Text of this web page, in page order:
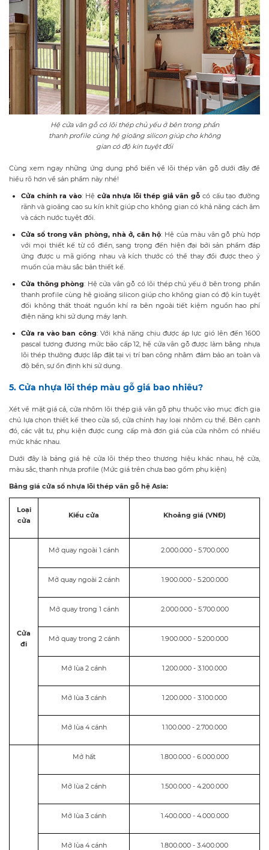
Hệ cửa vân gỗ có lõi thép chủ yếu ở bên trong phần
thanh profile cùng hệ gioăng silicon giúp cho không
gian có độ kín tuyệt đối
Cùng xem ngay những ứng dụng phổ biến về lõi thép vân gỗ dưới đây để
hiểu rõ hơn về sản phẩm này nhé!
Cửa chính ra vào: Hệ cửa nhựa lõi thép giả vân gỗ có cấu tạo đường
rãnh và gioăng cao su kín khít giúp cho không gian có khả năng cách âm
và cách nước tuyệt đối.
Cửa sổ trong văn phòng, nhà ở, căn hộ: Hệ của màu vân gỗ phù hợp
với mọi thiết kế từ cổ điển, sang trọng đến hiện đại bởi sản phẩm đáp
ứng được u mã giống nhau và kích thước có thể thay đổi được theo ý
muốn của màu sắc bản thiết kế.
Cửa thông phòng: Hệ cửa vân gỗ có lõi thép chủ yếu ở bên trong phần
thanh profile cùng hệ gioăng silicon giúp cho không gian có độ kín tuyệt
đối không thất thoát nguồn khí ra bên ngoài tiết kiệm nguồn hao phí
điện năng khi sử dụng máy lạnh.
Cửa ra vào ban công: Với khả năng chịu được áp lực gió lên đến 1600
pascal tương đương mức bão cấp 12, hệ cửa vân gỗ được làm bằng nhựa
lõi thép thường được lắp đặt tại vị trí ban công nhằm đảm bảo an toàn và
độ bền, sự ổn định khi sử dụng.
5. Cửa nhựa lõi thép màu gỗ giá bao nhiêu?
Xét về mặt giá cả, cửa nhôm lõi thép giả vân gỗ phụ thuộc vào mục đích gia
chủ lựa chọn thiết kế theo cửa sổ, cửa chính hay loại nhôm cụ thể. Bên cạnh
đó, các vật tư, phụ kiện được cung cấp mà đơn giá của cửa nhôm có nhiều
mức khác nhau.
Dưới đây là bảng giá hệ cửa lõi thép theo thương hiệu khác nhau, hệ cửa,
màu sắc, thanh nhựa profile (Mức giá trên chưa bao gồm phụ kiện)
Bảng giá cửa sổ nhựa lõi thép vân gỗ hệ Asia:
Loại
cửa
Kiểu cửa Khoảng giá (VNĐ)
Cửa
đi
Mở quay ngoài 1 cánh 2.000.000 - 5.700.000
Mở quay ngoài 2 cánh 1.900.000 - 5.200.000
Mở quay trong 1 cánh 2.000.000 - 5.700.000
Mở quay trong 2 cánh 1.900.000 - 5.200.000
Mở lùa 2 cánh 1.200.000 - 3.100.000
Mở lùa 3 cánh 1.200.000 - 3.100.000
Mở lùa 4 cánh 1.100.000 - 2.700.000
Mở hất 1.800.000 - 6.000.000
Mở lùa 2 cánh 1.500.000 - 4.200.000
Mở lùa 3 cánh 1.400.000 - 4.000.000
Mở lùa 4 cánh 1.800.000 - 3.400.000